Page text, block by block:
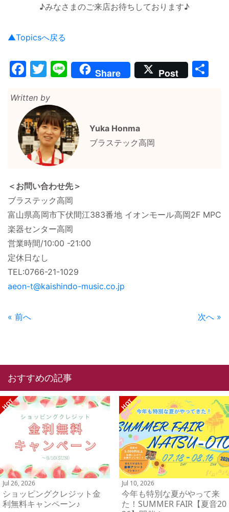
♪みなさまのご来店お待ちしております♪
▲Topicsへ戻る
Facebook
Twitter
LineShare Post
Written by
Yuka Honma
ブラステック高岡
＜お問い合わせ先＞
ブラステック高岡
富山県高岡市下伏間江383番地 イオンモール高岡2F MPC
楽器センター高岡
営業時間/10:00 -21:00
定休日なし
TEL:0766-21-1029
aeon-t@kaishindo-music.co.jp
« 前へ 次へ »
おすすめの記事
Jul 26, 2026
ショッピングクレジット金
利無料キャンペーン♪
Jul 10, 2026
今年も特別な夏がやって来
た！SUMMER FAIR【夏音20